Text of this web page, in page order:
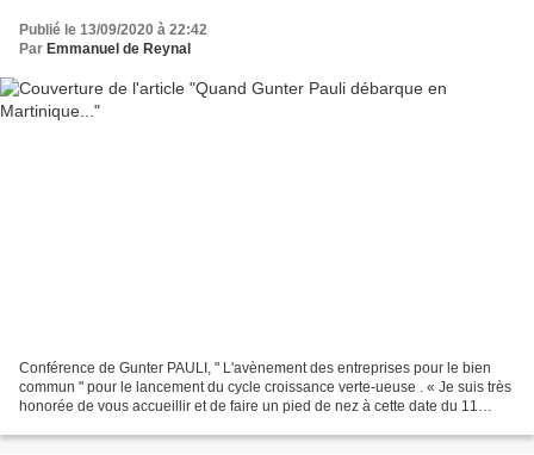
Publié le 13/09/2020 à 22:42
Par Emmanuel de Reynal
Conférence de Gunter PAULI, " L'avènement des entreprises pour le bien
commun " pour le lancement du cycle croissance verte-ueuse . « Je suis très
honorée de vous accueillir et de faire un pied de nez à cette date du 11